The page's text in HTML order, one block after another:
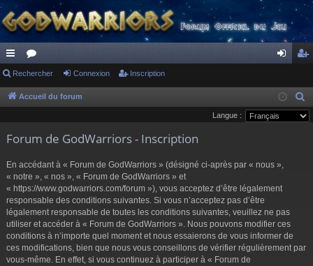
ac
co
ci
or
u
s
ne cri
pti
Rechercher Connexion Inscription
Accueil du forum
e
Langue :
Forum de GodWarriors - Inscription
En accédant à « Forum de GodWarriors » (désigné ci-après par « nous »,
« notre », « nos », « Forum de GodWarriors » et
« https://www.godwarriors.com/forum »), vous acceptez d’être légalement
responsable des conditions suivantes. Si vous n’acceptez pas d’être
légalement responsable de toutes les conditions suivantes, veuillez ne pas
utiliser et accéder à « Forum de GodWarriors ». Nous pouvons modifier ces
conditions à n’importe quel moment et nous essaierons de vous informer de
ces modifications, bien que nous vous conseillons de vérifier régulièrement par
vous-même. En effet, si vous continuez à participer à « Forum de